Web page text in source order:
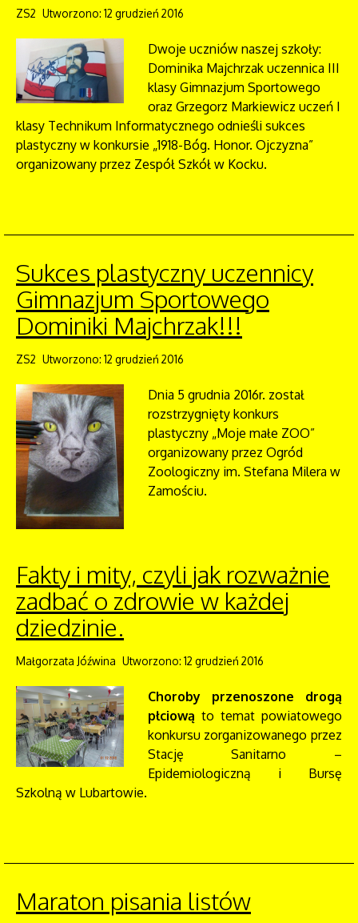
ZS2 Utworzono: 12 grudzień 2016
Dwoje uczniów naszej szkoły:
Dominika Majchrzak uczennica III
klasy Gimnazjum Sportowego
oraz Grzegorz Markiewicz uczeń I
klasy Technikum Informatycznego odnieśli sukces
plastyczny w konkursie „1918-Bóg. Honor. Ojczyzna”
organizowany przez Zespół Szkół w Kocku.
Sukces plastyczny uczennicy
Gimnazjum Sportowego
Dominiki Majchrzak!!!
ZS2 Utworzono: 12 grudzień 2016
Dnia 5 grudnia 2016r. został
rozstrzygnięty konkurs
plastyczny „Moje małe ZOO”
organizowany przez Ogród
Zoologiczny im. Stefana Milera w
Zamościu.
Fakty i mity, czyli jak rozważnie
zadbać o zdrowie w każdej
dziedzinie.
Małgorzata Jóźwina Utworzono: 12 grudzień 2016
Choroby przenoszone drogą
płciową to temat powiatowego
konkursu zorganizowanego przez
Stację Sanitarno –
Epidemiologiczną i Bursę
Szkolną w Lubartowie.
Maraton pisania listów